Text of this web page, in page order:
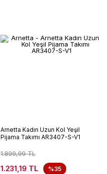
Arnetta Kadın Uzun Kol Yeşil
Pijama Takımı AR3407-S-V1
1.899,99 TL
1.231,19 TL %35